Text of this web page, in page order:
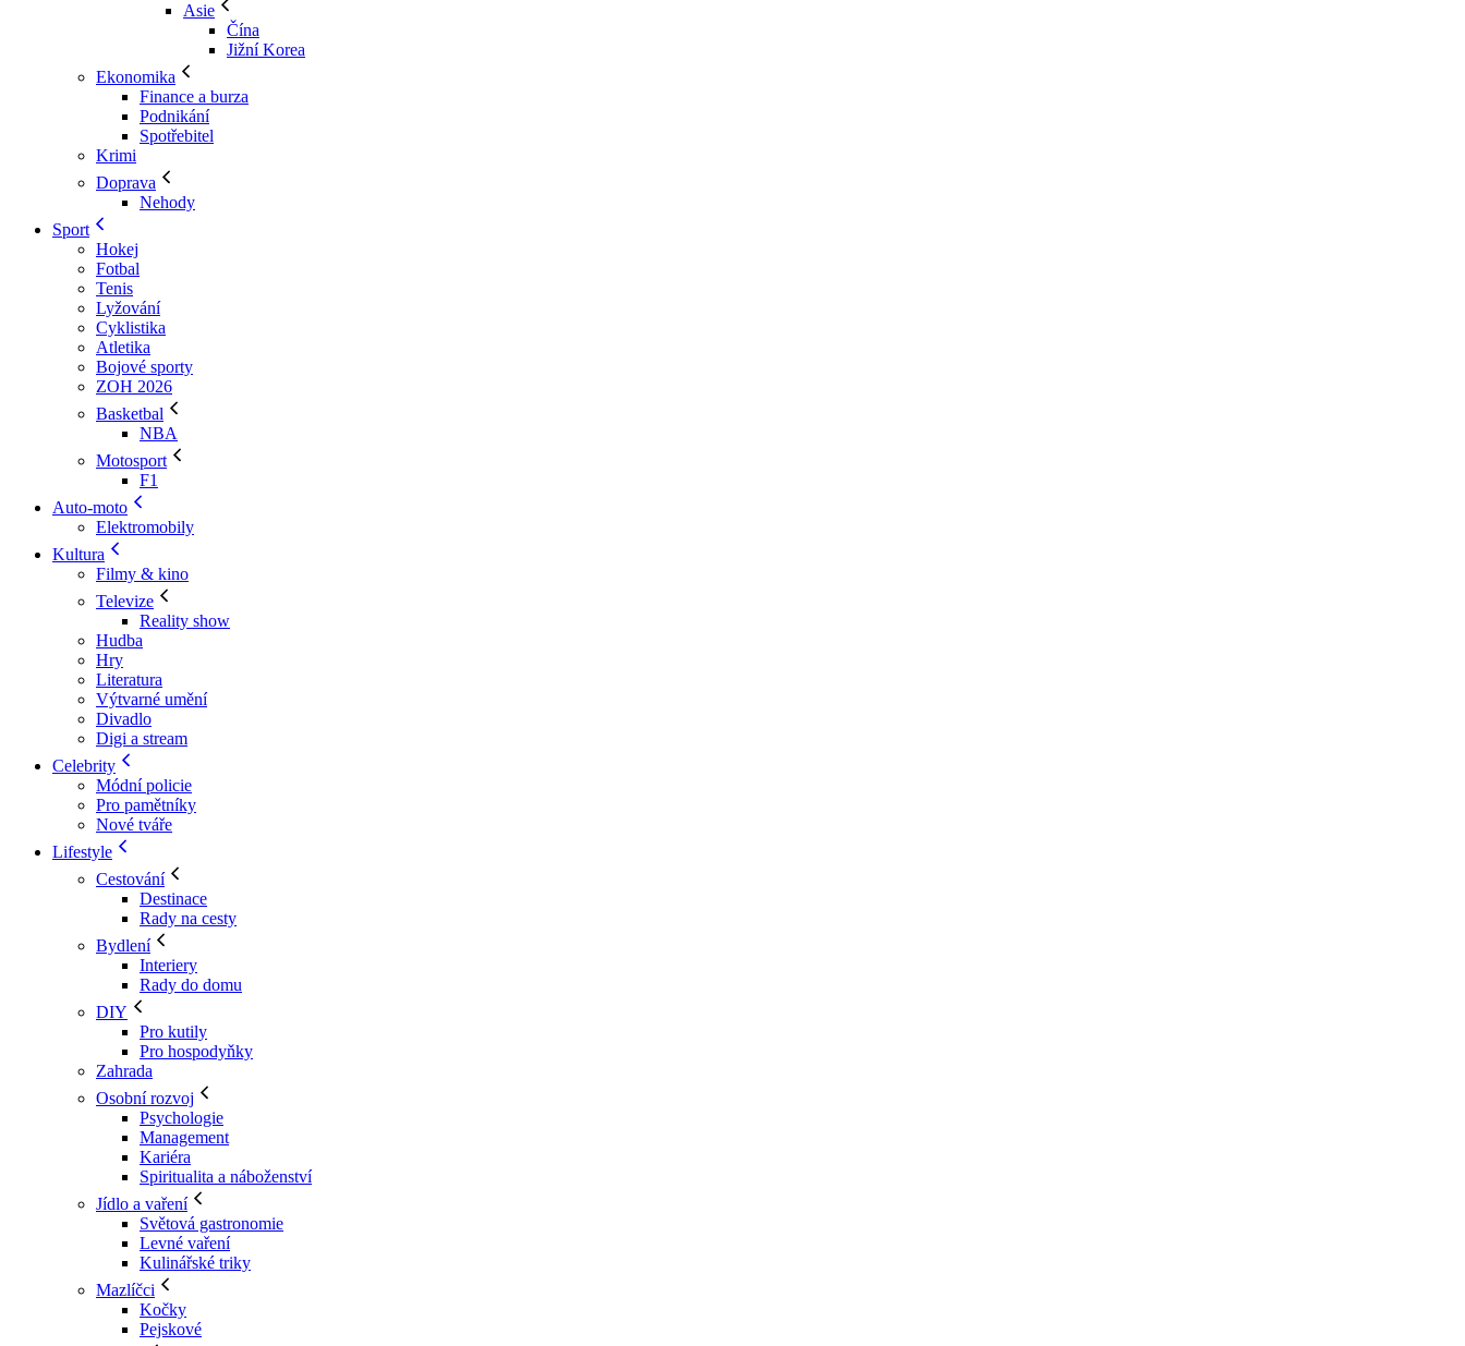
Asie
Čína
Jižní Korea
Ekonomika
Finance a burza
Podnikání
Spotřebitel
Krimi
Doprava
Nehody
Sport
Hokej
Fotbal
Tenis
Lyžování
Cyklistika
Atletika
Bojové sporty
ZOH 2026
Basketbal
NBA
Motosport
F1
Auto-moto
Elektromobily
Kultura
Filmy & kino
Televize
Reality show
Hudba
Hry
Literatura
Výtvarné umění
Divadlo
Digi a stream
Celebrity
Módní policie
Pro pamětníky
Nové tváře
Lifestyle
Cestování
Destinace
Rady na cesty
Bydlení
Interiery
Rady do domu
DIY
Pro kutily
Pro hospodyňky
Zahrada
Osobní rozvoj
Psychologie
Management
Kariéra
Spiritualita a náboženství
Jídlo a vaření
Světová gastronomie
Levné vaření
Kulinářské triky
Mazlíčci
Kočky
Pejskové